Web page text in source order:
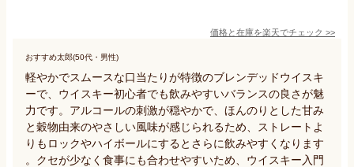
価格と在庫を楽天でチェック >>
おすすめ太郎(50代・男性)
軽やかでスムースな口当たりが特徴のブレンデッドウイスキ
ーで、ウイスキー初心者でも飲みやすいバランスの良さが魅
力です。アルコールの刺激が穏やかで、ほんのりとした甘み
と穀物由来のやさしい風味が感じられるため、ストレートよ
りもロックやハイボールにするとさらに飲みやすくなります
。クセが少なく食事にも合わせやすいため、ウイスキー入門